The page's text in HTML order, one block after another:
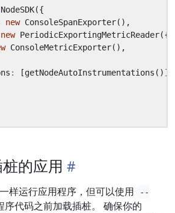
NodeSDK({
new ConsoleSpanExporter(),
new PeriodicExportingMetricReader({
ConsoleMetricExporter(),
: [getNodeAutoInstrumentations ()],
的应用
样运行应用程序，但可以使用
--
序代码之前加载插桩。 确保你的